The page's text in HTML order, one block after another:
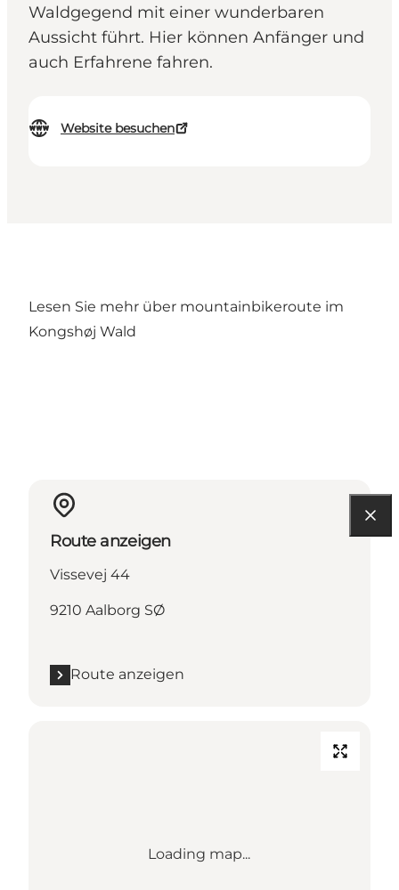
Waldgegend mit einer wunderbaren
Aussicht führt. Hier können Anfänger und
auch Erfahrene fahren.
Website besuchen
Lesen Sie mehr über mountainbikeroute im
Kongshøj Wald
Route anzeigen
Vissevej 44
9210 Aalborg SØ
Route anzeigen
Loading map...